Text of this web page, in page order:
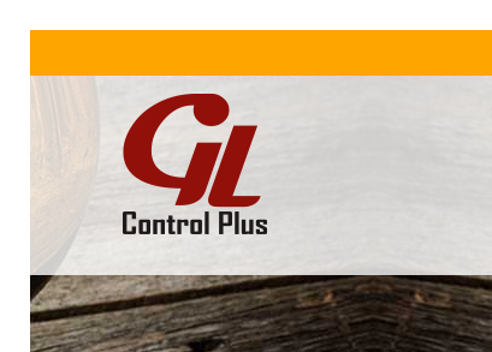
Nos produits